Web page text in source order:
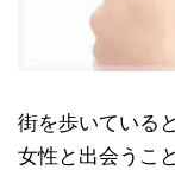
街を歩いている
女性と出会うこ